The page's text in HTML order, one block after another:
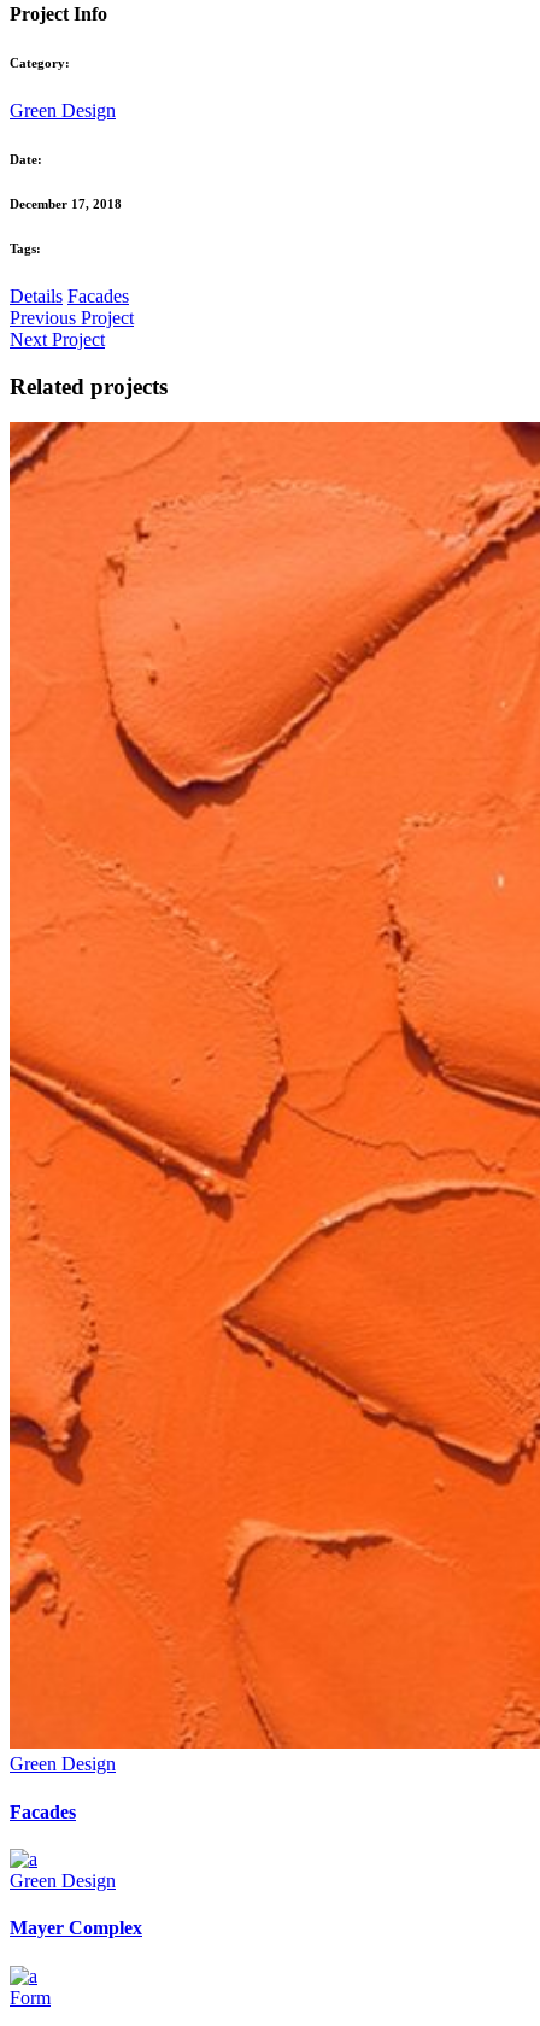
Project Info
Category:
Green Design
Date:
December 17, 2018
Tags:
Details Facades
Previous Project
Next Project
Related projects
Green Design
Facades
Green Design
Mayer Complex
Form